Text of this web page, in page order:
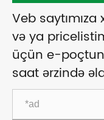
Veb
və ya
üçün e-
saat ərzində